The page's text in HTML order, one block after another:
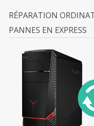
RÉPARATION
PANNES EN EXPRESS